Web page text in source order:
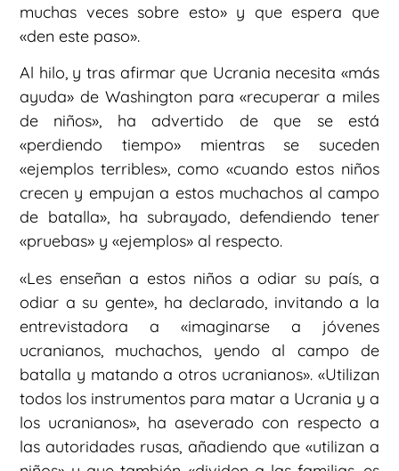
muchas veces sobre esto» y que espera que
«den este paso».
Al hilo, y tras afirmar que Ucrania necesita «más
ayuda» de Washington para «recuperar a miles
de niños», ha advertido de que se está
«perdiendo tiempo» mientras se suceden
«ejemplos terribles», como «cuando estos niños
crecen y empujan a estos muchachos al campo
de batalla», ha subrayado, defendiendo tener
«pruebas» y «ejemplos» al respecto.
«Les enseñan a estos niños a odiar su país, a
odiar a su gente», ha declarado, invitando a la
entrevistadora a «imaginarse a jóvenes
ucranianos, muchachos, yendo al campo de
batalla y matando a otros ucranianos». «Utilizan
todos los instrumentos para matar a Ucrania y a
los ucranianos», ha aseverado con respecto a
las autoridades rusas, añadiendo que «utilizan a